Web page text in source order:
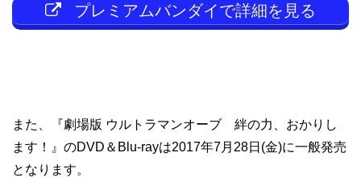
プレミアムバンダイで詳細を見る
また、『劇場版 ウルトラマンオーブ 絆の力、おかりし
ます！』のDVD＆Blu-rayは2017年7月28日(金)に一般発売
となります。